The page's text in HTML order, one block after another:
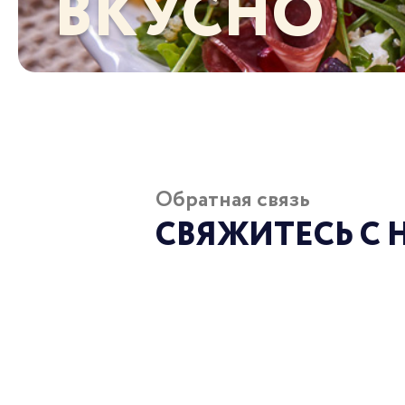
Обратная связь
СВЯЖИТЕСЬ С